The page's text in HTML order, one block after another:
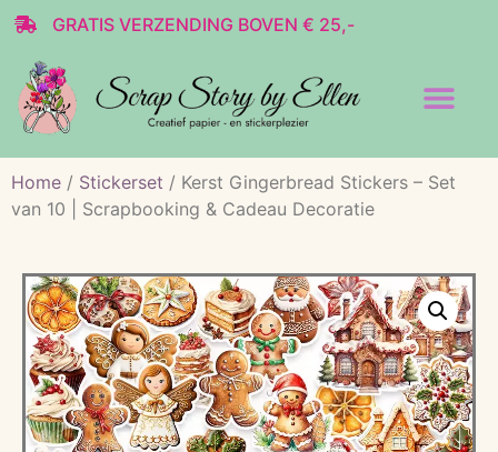
GRATIS VERZENDING BOVEN € 25,-
Home / Stickerset / Kerst Gingerbread Stickers – Set
van 10 | Scrapbooking & Cadeau Decoratie